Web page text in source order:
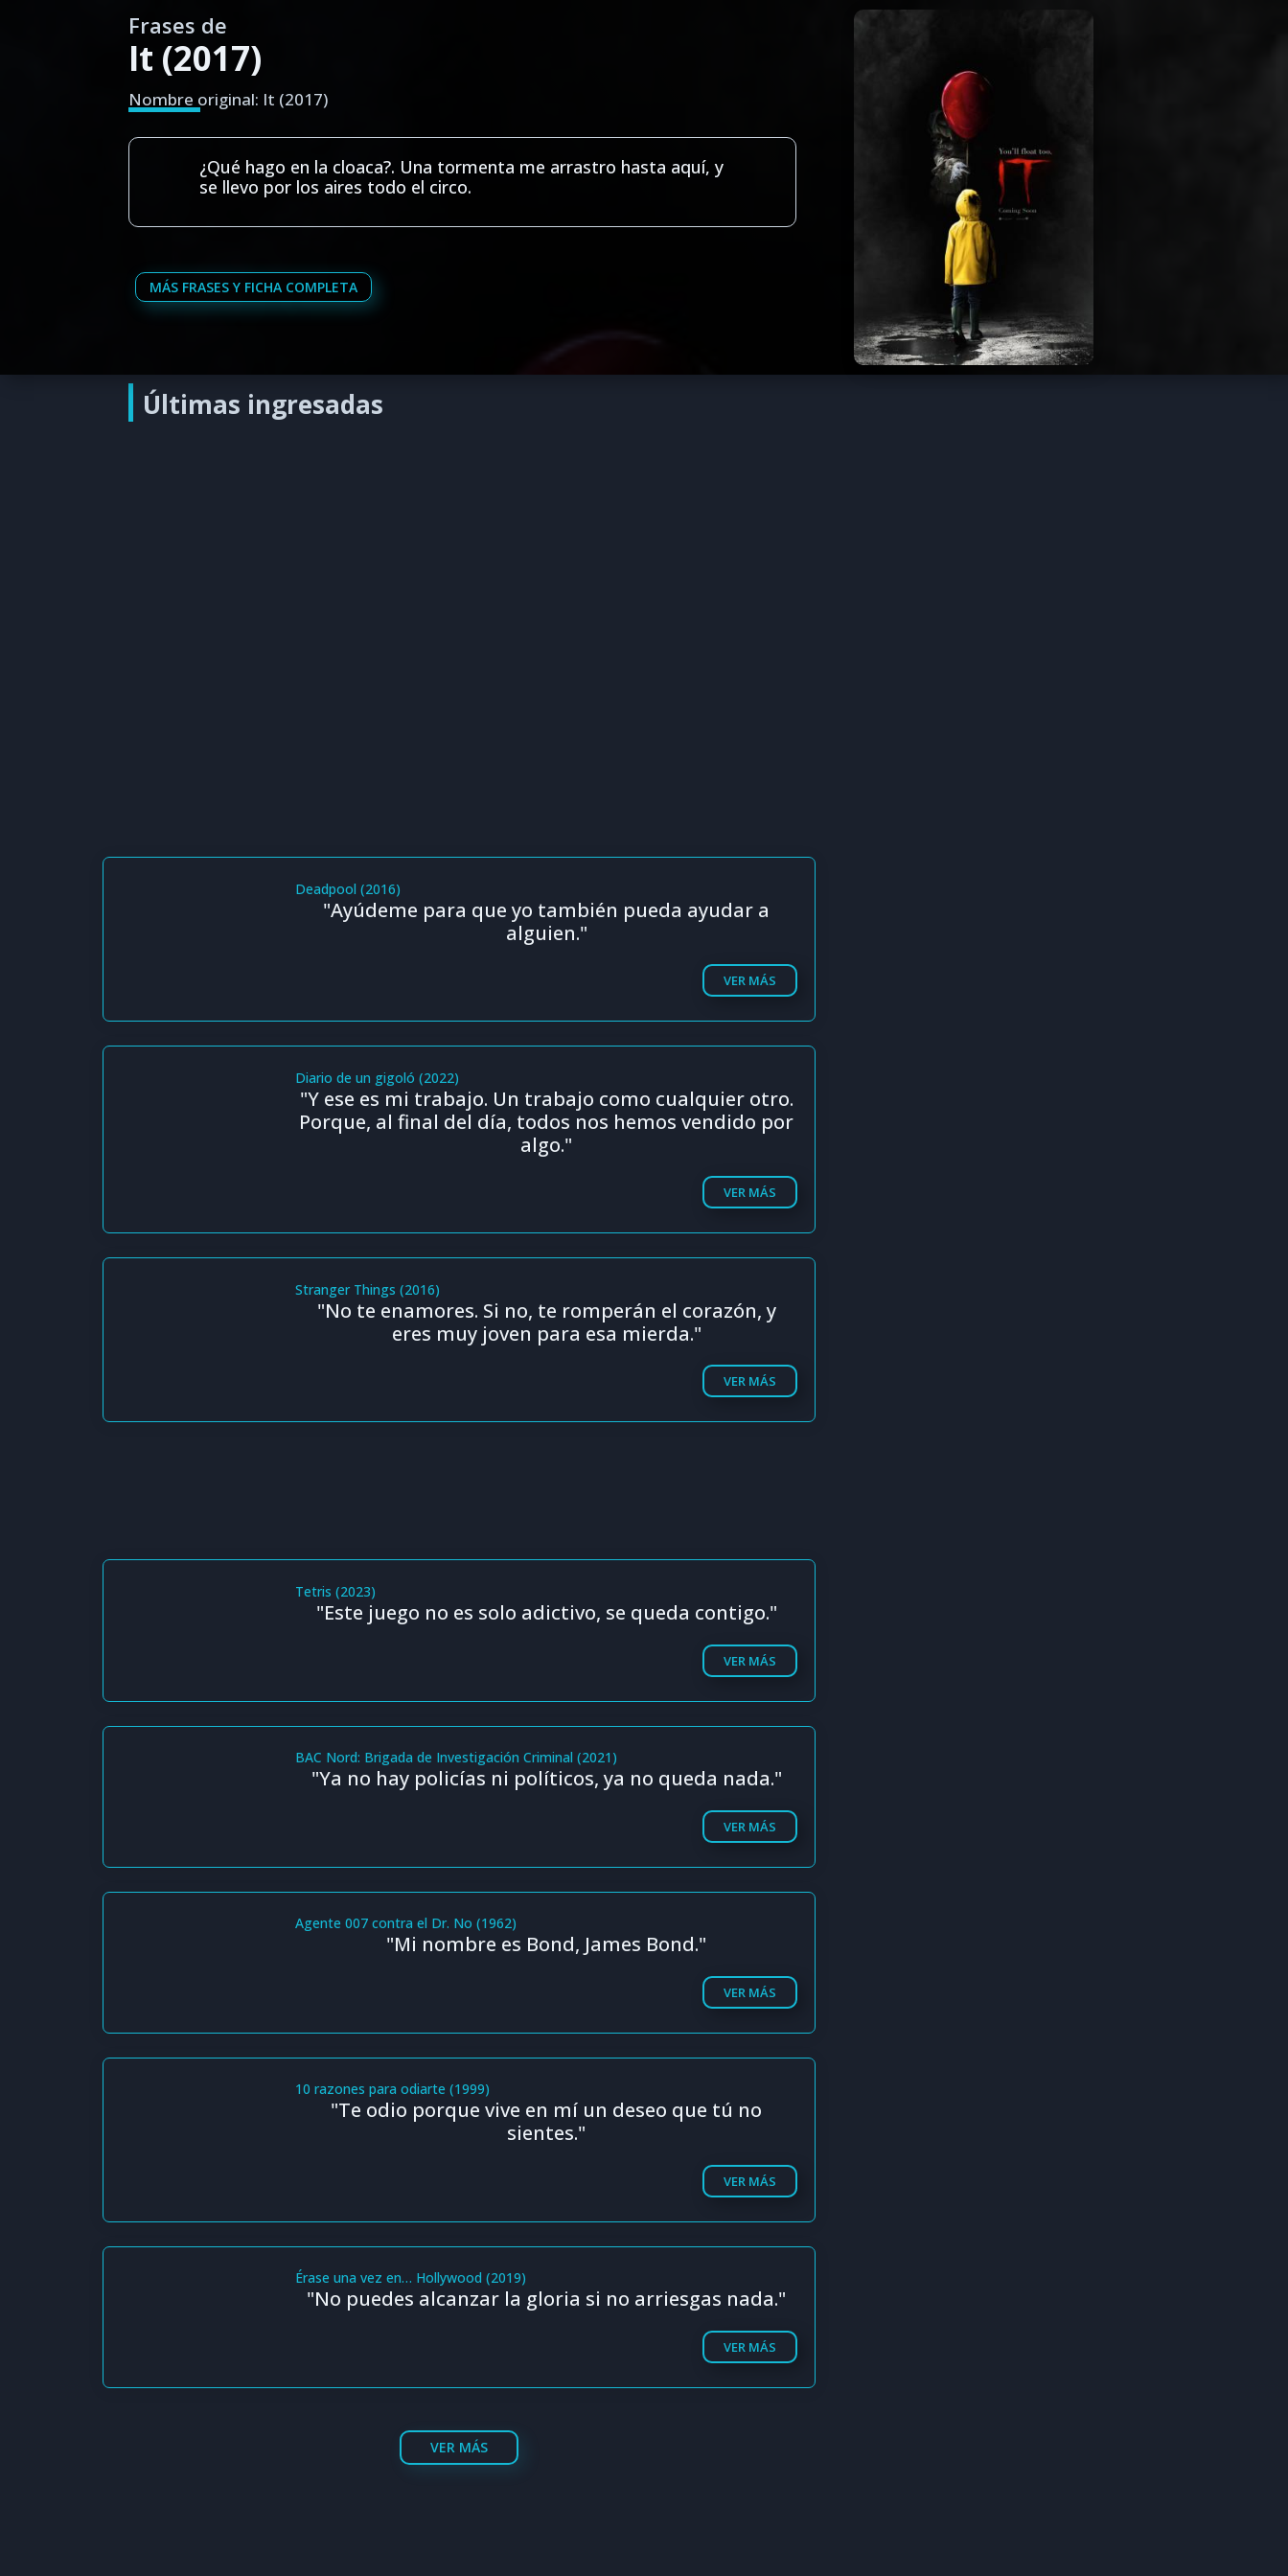
Frases de
It (2017)
Nombre original: It (2017)
¿Qué hago en la cloaca?. Una tormenta me arrastro hasta aquí, y
se llevo por los aires todo el circo.
MÁS FRASES Y FICHA COMPLETA
Últimas ingresadas
Deadpool (2016)
"Ayúdeme para que yo también pueda ayudar a
alguien."
VER MÁS
Diario de un gigoló (2022)
"Y ese es mi trabajo. Un trabajo como cualquier otro.
Porque, al final del día, todos nos hemos vendido por
algo."
VER MÁS
Stranger Things (2016)
"No te enamores. Si no, te romperán el corazón, y
eres muy joven para esa mierda."
VER MÁS
Tetris (2023)
"Este juego no es solo adictivo, se queda contigo."
VER MÁS
BAC Nord: Brigada de Investigación Criminal (2021)
"Ya no hay policías ni políticos, ya no queda nada."
VER MÁS
Agente 007 contra el Dr. No (1962)
"Mi nombre es Bond, James Bond."
VER MÁS
10 razones para odiarte (1999)
"Te odio porque vive en mí un deseo que tú no
sientes."
VER MÁS
Érase una vez en… Hollywood (2019)
"No puedes alcanzar la gloria si no arriesgas nada."
VER MÁS
VER MÁS